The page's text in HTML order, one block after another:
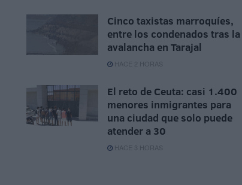
Cinco taxistas marroquíes,
entre los condenados tras la
avalancha en Tarajal
HACE 2 HORAS
El reto de Ceuta: casi 1.400
menores inmigrantes para
una ciudad que solo puede
atender a 30
HACE 3 HORAS